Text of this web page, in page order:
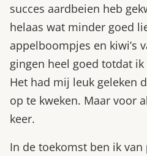
succes aardbeien heb
helaas wat minder goed
appelboompjes en kiwi’s
gingen heel goed totdat
Het had mij leuk geleken
op te kweken. Maar voor
keer.
In de toekomst ben ik